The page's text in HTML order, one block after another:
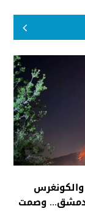
والكونغرس
دمشق... وصمت